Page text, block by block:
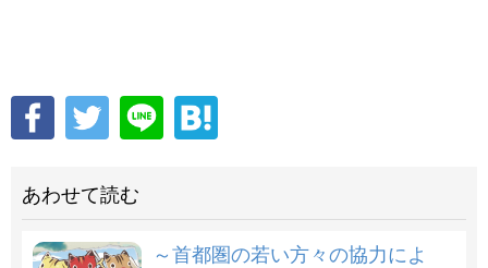
あわせて読む
～首都圏の若い方々の協力によ